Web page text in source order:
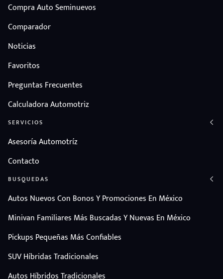
Compra Auto Seminuevos
Comparador
Noticias
Favoritos
Preguntas Frecuentes
Calculadora Automotriz
SERVICIOS
Asesoría Automotríz
Contacto
BUSQUEDAS
Autos Nuevos Con Bonos Y Promociones En México
Minivan Familiares Más Buscadas Y Nuevas En México
Pickups Pequeñas Más Confiables
SUV Híbridas Tradicionales
Autos Híbridos Tradicionales